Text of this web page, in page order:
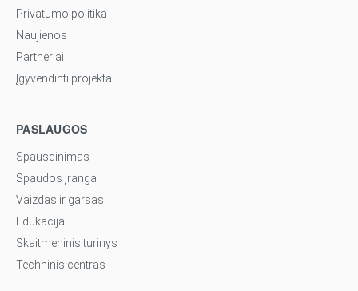
Privatumo politika
Naujienos
Partneriai
Įgyvendinti projektai
PASLAUGOS
Spausdinimas
Spaudos įranga
Vaizdas ir garsas
Edukacija
Skaitmeninis turinys
Techninis centras